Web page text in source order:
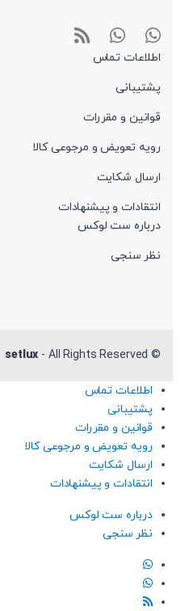
اطلاعات تماس
پشتیبانی
قوانین و مقررات
رویه تعویض و مرجوعی کالا
ارسال شکایت
انتقادات و پیشنهادات
درباره ست لوکس
نظر سنجی
©
setlux - All Rights Reserved
اطلاعات تماس
پشتیبانی
قوانین و مقررات
رویه تعویض و مرجوعی کالا
ارسال شکایت
انتقادات و پیشنهادات
درباره ست لوکس
نظر سنجی